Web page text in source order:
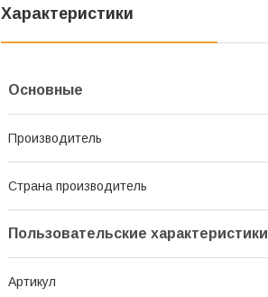
Характеристики
Основные
Производитель
Страна производитель
Пользовательские характеристики
Артикул